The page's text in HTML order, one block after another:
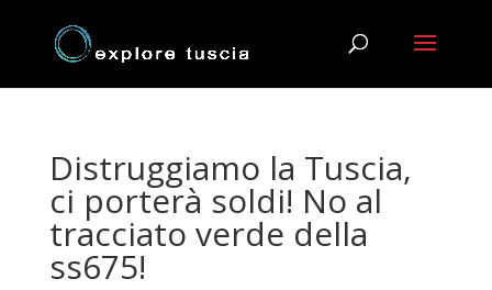
Distruggiamo la Tuscia,
ci porterà soldi! No al
tracciato verde della
ss675!